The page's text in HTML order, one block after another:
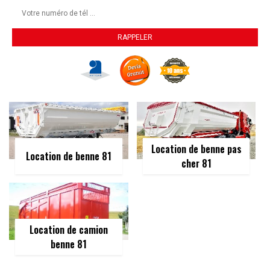
Location de benne 81
Location de benne pas
cher 81
Location de camion
benne 81